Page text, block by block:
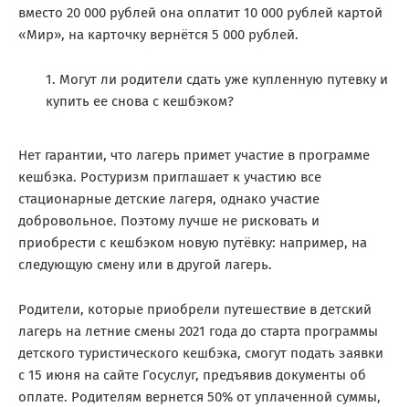
вместо 20 000 рублей она оплатит 10 000 рублей картой
«Мир», на карточку вернётся 5 000 рублей.
Могут ли родители сдать уже купленную путевку и
купить ее снова с кешбэком?
Нет гарантии, что лагерь примет участие в программе
кешбэка. Ростуризм приглашает к участию все
стационарные детские лагеря, однако участие
добровольное. Поэтому лучше не рисковать и
приобрести с кешбэком новую путёвку: например, на
следующую смену или в другой лагерь.
Родители, которые приобрели путешествие в детский
лагерь на летние смены 2021 года до старта программы
детского туристического кешбэка, смогут подать заявки
с 15 июня на сайте Госуслуг, предъявив документы об
оплате. Родителям вернется 50% от уплаченной суммы,